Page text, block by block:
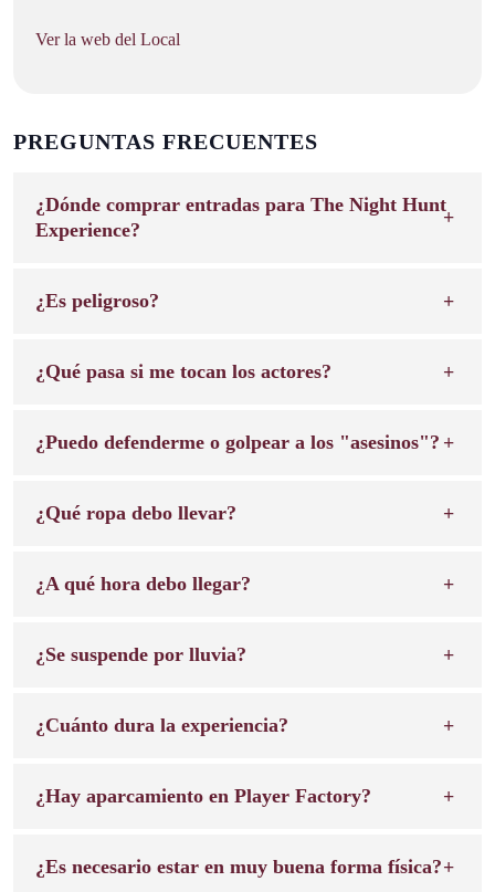
Ver la web del Local
PREGUNTAS FRECUENTES
¿Dónde comprar entradas para The Night Hunt
Experience?
¿Es peligroso?
¿Qué pasa si me tocan los actores?
¿Puedo defenderme o golpear a los "asesinos"?
¿Qué ropa debo llevar?
¿A qué hora debo llegar?
¿Se suspende por lluvia?
¿Cuánto dura la experiencia?
¿Hay aparcamiento en Player Factory?
¿Es necesario estar en muy buena forma física?